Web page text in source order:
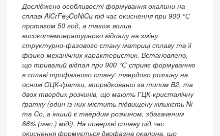
Досліджено особливості формування окалини на
сплаві AlCrFe3CoNiCu під час окиснення при 900 °С
протягом 50 год, а також вплив
високотемпературного відпалу на зміну
структурно-фазового стану матриці сплаву та її
фізико-механічних характеристик. Встановлено,
що тривалий відпал при 900 °С сприяє формуванню
в сплаві трифазного стану: твердого розчину на
основі ОЦК-ґратки, впорядкованої за типом В2, та
двох твердих розчинів, що мають ГЦК-кристалічну
ґратку (один із них містить підвищену кількість Ni
та Cо, а інший є твердим розчином, збагаченим
66% (мас.) міді). На поверхні сплаву під час
окиснення формується двофазна окалина, що